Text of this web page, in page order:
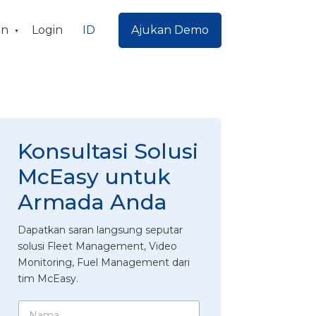
Login ID Ajukan Demo
Konsultasi Solusi
McEasy untuk
Armada Anda
Dapatkan saran langsung seputar
solusi Fleet Management, Video
Monitoring, Fuel Management dari
tim McEasy.
N